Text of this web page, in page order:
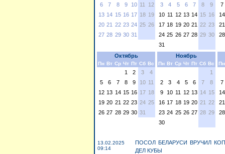
6
7 8 9 10 11
12
13 14 15 16 17 18 19
20 21 22 23 24 25 26
27 28 29 30 31
3
4 5 6 7 8
9
10 11 12 13 14 15 16
17 18 19 20 21 22 23
24 25 26 27 28 29 30
31
7
14
21
28
Октябрь
Пн Вт Ср Чт Пт Сб Вс
1 2 3
4
5
6 7 8 9 10 11
12 13 14 15 16 17 18
19 20 21 22 23 24 25
26 27 28 29 30 31
Ноябрь
Пн Вт Ср Чт Пт Сб Вс
1
2
3 4 5 6 7
8
9
10 11 12 13 14 15
16 17 18 19 20 21 22
23 24 25 26 27 28 29
30
Пн
7
14
21
28
13.02.2025
09:14
ПОСОЛ БЕЛАРУСИ ВРУЧИЛ
ДЕЛ КУБЫ